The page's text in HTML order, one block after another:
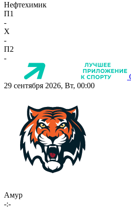
Нефтехимик
П1
-
X
-
П2
-
29 сентября 2026, Вт, 00:00
Амур
-:-